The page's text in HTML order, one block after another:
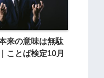
来の意味は無駄
ことば検定10月